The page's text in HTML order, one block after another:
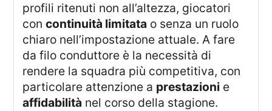
profili ritenuti non all’altezza, giocatori
concontinuità limitata o senza un ruolo
chiaro nell’impostazione attuale. A fare
da filo conduttore è la necessità di
rendere la squadra più competitiva, con
particolare attenzione a prestazioni e
affidabilità nel corso della stagione.